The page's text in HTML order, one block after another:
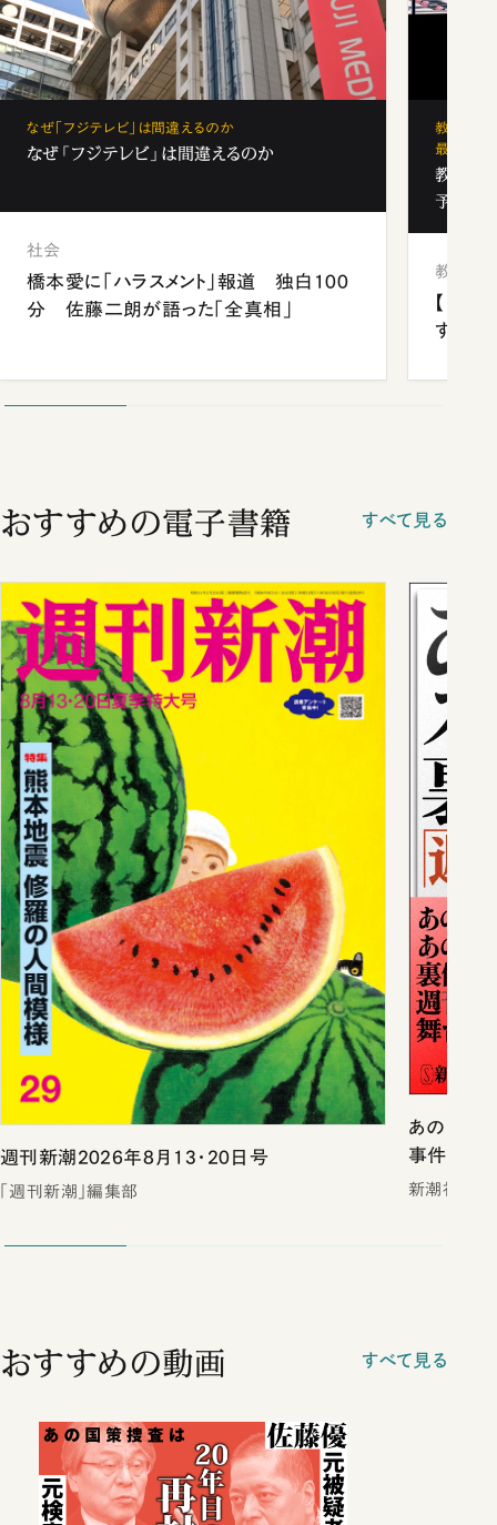
なぜ「フジテレビ」は間違えるのか
なぜ「フジテレビ」は間違えるのか
社会
橋本愛に「ハラスメント」報道 独白100
分 佐藤二朗が語った「全真相」
教育の地
最新勢力
教育の
予備校
教育
【中国
する“
おすすめの電子書籍 すべて見る
週刊新潮2026年8月13・20日号
「週刊新潮」編集部
あのスキ
事件戦後
新潮社
おすすめの動画 すべて見る